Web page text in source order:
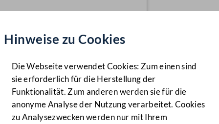
Hilfe
Benutzer
Navigationsmenü öffnen
MENÜ
Hinweise zu Cookies
Die Webseite verwendet Cookies: Zum einen sind
sie erforderlich für die Herstellung der
Funktionalität. Zum anderen werden sie für die
anonyme Analyse der Nutzung verarbeitet. Cookies
zu Analysezwecken werden nur mit Ihrem
Parlamentarisches Verfahren
Einlangen NR
Ausschussberatungen NR
Plenarberatungen NR